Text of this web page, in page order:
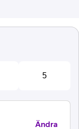
5
Ändra